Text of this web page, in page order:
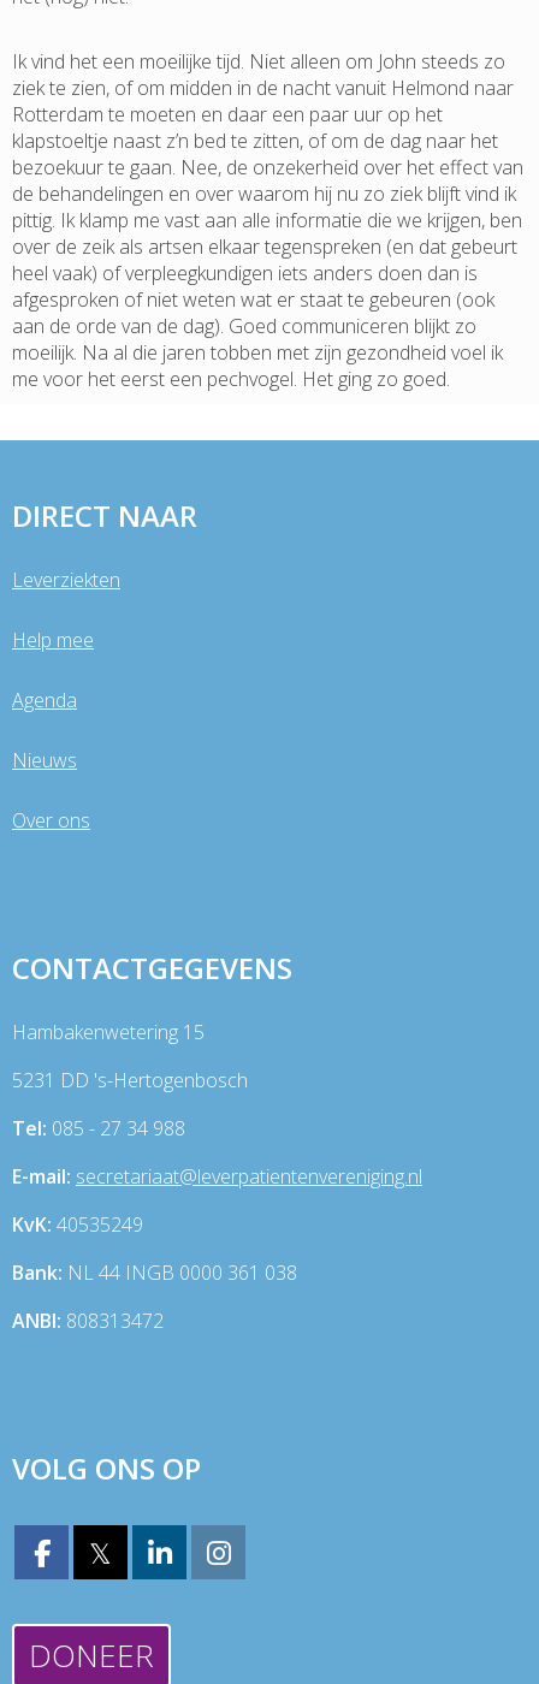
Ik vind het een moeilijke tijd. Niet alleen om John steeds zo
ziek te zien, of om midden in de nacht vanuit Helmond naar
Rotterdam te moeten en daar een paar uur op het
klapstoeltje naast z’n bed te zitten, of om de dag naar het
bezoekuur te gaan. Nee, de onzekerheid over het effect van
de behandelingen en over waarom hij nu zo ziek blijft vind ik
pittig. Ik klamp me vast aan alle informatie die we krijgen, ben
over de zeik als artsen elkaar tegenspreken (en dat gebeurt
heel vaak) of verpleegkundigen iets anders doen dan is
afgesproken of niet weten wat er staat te gebeuren (ook
aan de orde van de dag). Goed communiceren blijkt zo
moeilijk. Na al die jaren tobben met zijn gezondheid voel ik
me voor het eerst een pechvogel. Het ging zo goed.
DIRECT NAAR
Leverziekten
Help mee
Agenda
Nieuws
Over ons
CONTACTGEGEVENS
Hambakenwetering 15
5231 DD 's-Hertogenbosch
Tel: 085 - 27 34 988
E-mail: taairaterces@leverpatientenvereniging.nl
KvK: 40535249
Bank: NL 44 INGB 0000 361 038
ANBI: 808313472
VOLG ONS OP
𝕏
DONEER